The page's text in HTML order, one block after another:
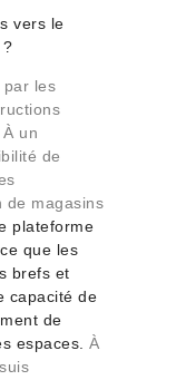
vers le
?
par les
un
de
de magasins
plateforme
que les
brefs et
capacité de
de
espaces. À